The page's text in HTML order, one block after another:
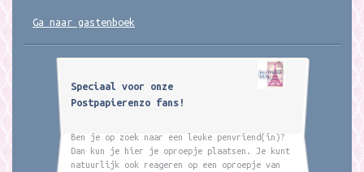
Ga naar gastenboek
Speciaal voor onze
Postpapierenzo fans!
Ben je op zoek naar een leuke penvriend(in)?
Dan kun je hier je oproepje plaatsen. Je kunt
natuurlijk ook reageren op een oproepje van